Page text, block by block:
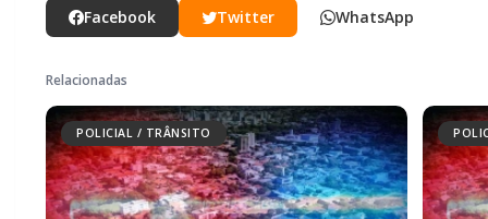
Facebook
Twitter WhatsApp
Relacionadas
POLICIAL / TRÂNSITO